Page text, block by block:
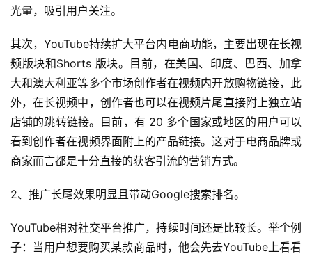
光量，吸引用户关注。
其次，YouTube持续扩大平台内电商功能，主要出现在长视
频版块和Shorts 版块。目前，在美国、印度、巴西、加拿
大和澳大利亚等多个市场创作者在视频内开放购物链接，此
外，在长视频中，创作者也可以在视频片尾直接附上独立站
店铺的跳转链接。目前，有 20 多个国家或地区的用户可以
看到创作者在视频界面附上的产品链接。这对于电商品牌或
商家而言都是十分直接的获客引流的营销方式。
2、推广长尾效果明显且带动Google搜索排名。
YouTube相对社交平台推广，持续时间还是比较长。举个例
子：当用户想要购买某款商品时，他会先去YouTube上看看